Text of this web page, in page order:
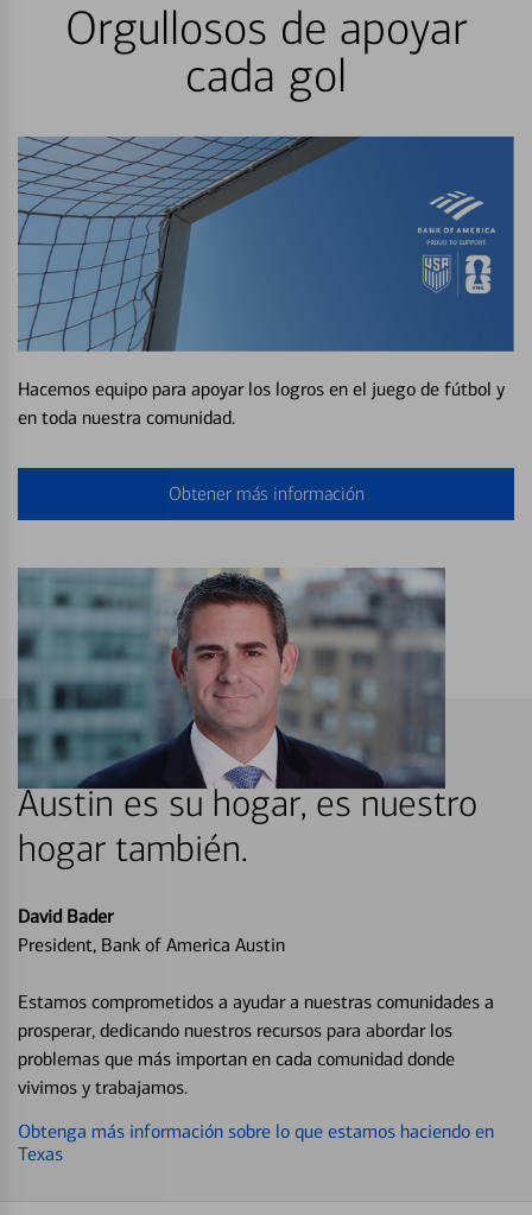
Orgullosos de apoyar
cada gol
Hacemos equipo para apoyar los logros en el juego de fútbol y
en toda nuestra comunidad.
Obtener más información
Austin es su hogar, es nuestro
hogar también.
David Bader
President, Bank of America Austin
Estamos comprometidos a ayudar a nuestras comunidades a
prosperar, dedicando nuestros recursos para abordar los
problemas que más importan en cada comunidad donde
vivimos y trabajamos.
Obtenga más información sobre lo que estamos haciendo en
Texas